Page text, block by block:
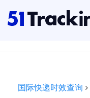
国际快递时效查询